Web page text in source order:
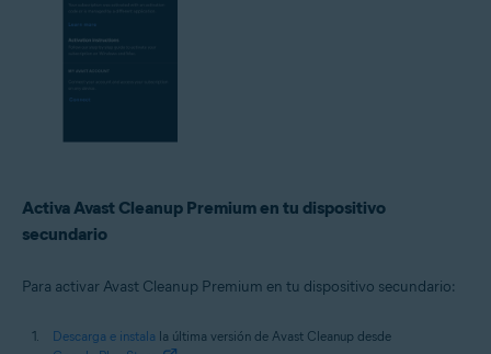
Activa Avast Cleanup Premium en tu dispositivo
secundario
Para activar Avast Cleanup Premium en tu dispositivo secundario:
Descarga e instala la última versión de Avast Cleanup desde